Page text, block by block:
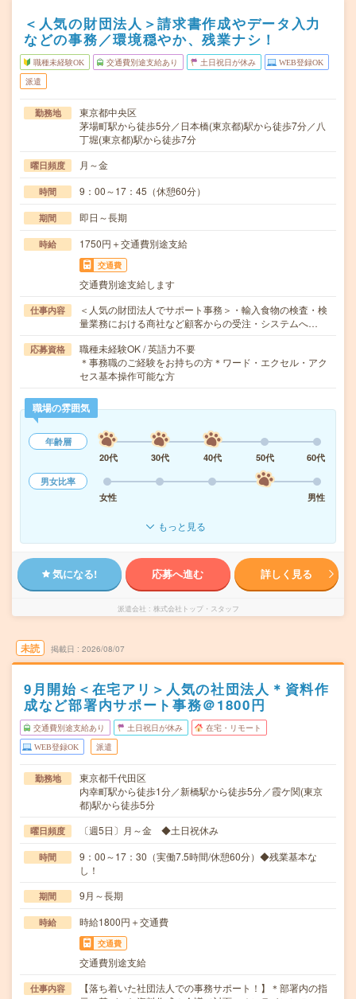
＜人気の財団法人＞請求書作成やデータ入力
などの事務／環境穏やか、残業ナシ！
職種未経験OK 交通費別途支給あり 土日祝日が休み WEB登録OK
派遣
勤務地
東京都中央区
茅場町駅から徒歩5分／日本橋(東京都)駅から徒歩7分／八
丁堀(東京都)駅から徒歩7分
曜日頻度 月～金
時間 9：00～17：45（休憩60分）
期間 即日～長期
時給 1750円＋交通費別途支給
交通費
交通費別途支給します
仕事内容
＜人気の財団法人でサポート事務＞・輸入食物の検査・検
量業務における商社など顧客からの受注・システムへ…
応募資格
職種未経験OK / 英語力不要
＊事務職のご経験をお持ちの方＊ワード・エクセル・アク
セス基本操作可能な方
職場の雰囲気
年齢層
20代
30代 40代 50代
60代
男女比率
女性
男性
もっと見る
気になる! 応募へ進む 詳しく見る
派遣会社 株式会社トップ・スタッフ
未読 掲載日 2026/08/07
9月開始＜在宅アリ＞人気の社団法人＊資料作
成など部署内サポート事務＠1800円
交通費別途支給あり 土日祝日が休み 在宅・リモート
WEB登録OK 派遣
勤務地
東京都千代田区
内幸町駅から徒歩1分／新橋駅から徒歩5分／霞ケ関(東京
都)駅から徒歩5分
曜日頻度 〔週5日〕月～金 ◆土日祝休み
時間
9：00～17：30（実働7.5時間/休憩60分）◆残業基本な
し！
期間 9月～長期
時給 時給1800円＋交通費
交通費
交通費別途支給
仕事内容
【落ち着いた社団法人での事務サポート！】＊部署内の指